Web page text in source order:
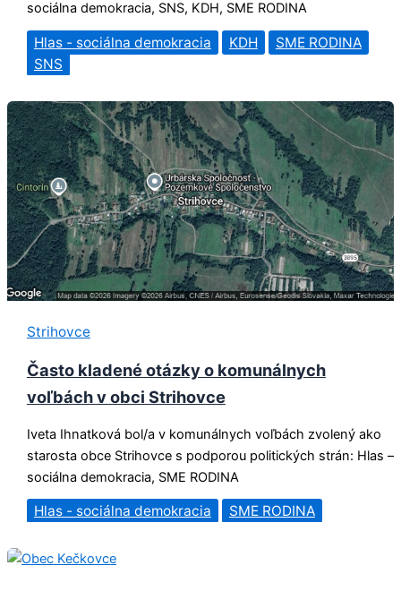
sociálna demokracia, SNS, KDH, SME RODINA
Hlas - sociálna demokracia KDH
SME RODINA
SNS
Strihovce
Často kladené otázky o komunálnych
voľbách v obci Strihovce
Iveta Ihnatková bol/a v komunálnych voľbách zvolený ako
starosta obce Strihovce s podporou politických strán: Hlas –
sociálna demokracia, SME RODINA
Hlas - sociálna demokracia SME RODINA